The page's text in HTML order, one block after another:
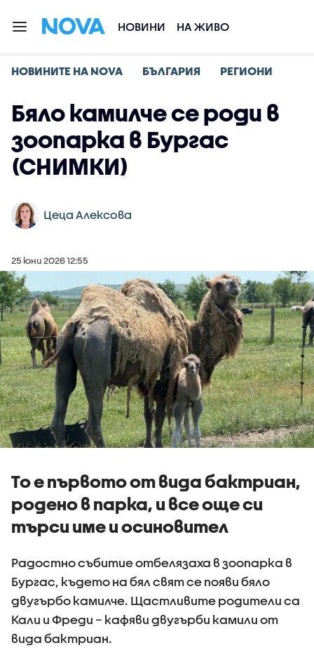
НОВИНИ НА ЖИВО
НОВИНИТЕ НА NOVA БЪЛГАРИЯ РЕГИОНИ
Бяло камилче се роди в
зоопарка в Бургас
(СНИМКИ)
Цеца Алексова
25 юни 2026 12:55
То е първото от вида бактриан,
родено в парка, и все още си
търси име и осиновител
Радостно събитие отбелязаха в зоопарка в
Бургас, където на бял свят се появи бяло
двугърбо камилче. Щастливите родители са
Кали и Фреди – кафяви двугърби камили от
вида бактриан.